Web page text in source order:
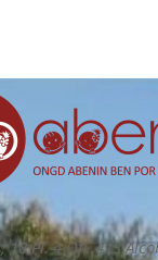
18 Pl. 4 Ofi. 413